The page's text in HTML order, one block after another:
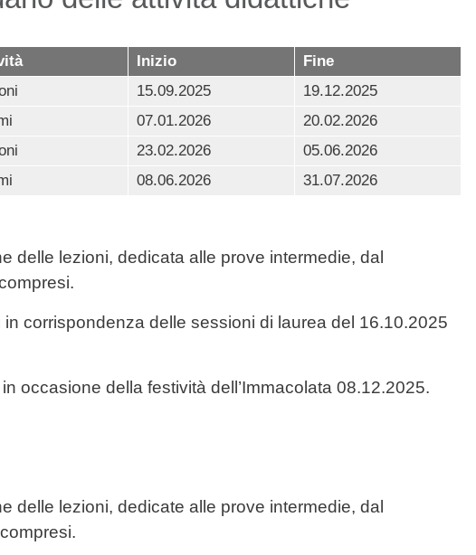
Inizio
Fine
15.09.2025
19.12.2025
07.01.2026
20.02.2026
23.02.2026
05.06.2026
08.06.2026 31.07.2026
delle lezioni, dedicata alle prove intermedie, dal
corrispondenza delle sessioni di laurea del 16.10.2025
occasione della festività dell’Immacolata 08.12.2025.
delle lezioni, dedicate alle prove intermedie, dal